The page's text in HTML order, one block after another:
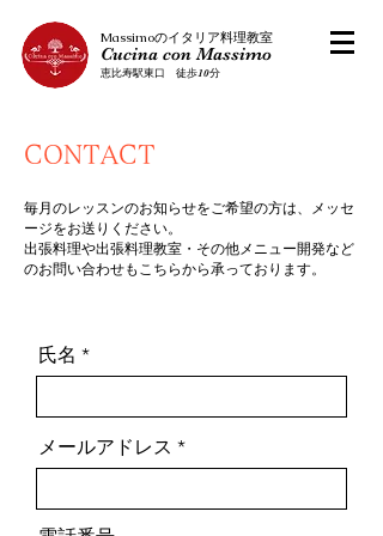
​Massimoのイタリア料理教室
Cucina con Massimo
恵比寿駅東口 徒歩10分
CONTACT
毎月のレッスンのお知らせをご希望の方は、メッセ
ージをお送りください。
出張料理や出張料理教室・その他メニュー開発など
のお問い合わせもこちらから承っております。
氏名
メールアドレス